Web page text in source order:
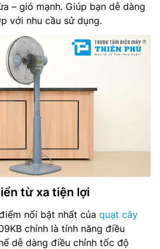
– gió mạnh. Giúp bạn dễ dàng
với nhu cầu sử dụng.
từ xa tiện lợi
nổi bật nhất của quạt cây
chính là tính năng điều
dễ dàng điều chỉnh tốc độ